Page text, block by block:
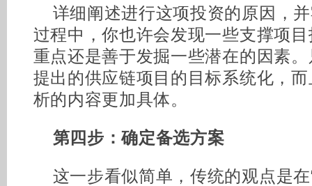
详细阐述进行这项投资的原因，
过程中，你也许会发现一些支撑项
重点还是善于发掘一些潜在的因素
提出的供应链项目的目标系统化，
析的内容更加具体。
第四步：确定备选方案
这一步看似简单，传统的观点是